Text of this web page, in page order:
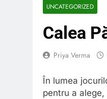
UNCATEGORIZED
Calea
Priya Verma
În lumea
pentru a